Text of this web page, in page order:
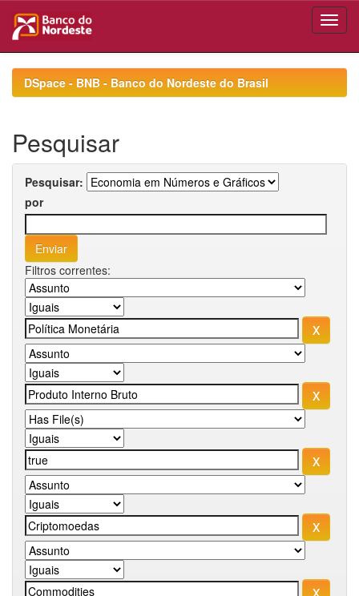
navigationDSpace - BNB - Banco do Nordeste do Brasil
Pesquisar
Pesquisar:
por
Filtros correntes: